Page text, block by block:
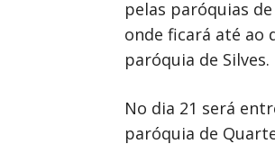
pelas paróquias
onde ficará até ao
paróquia de Silves.
No dia 21 será
paróquia de